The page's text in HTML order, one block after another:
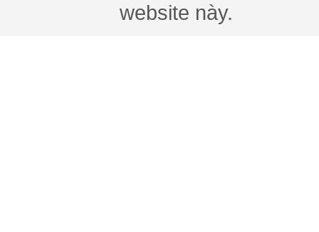
website này.